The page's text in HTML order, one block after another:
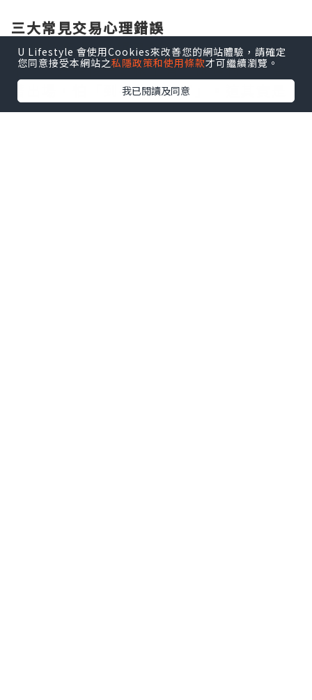
三大常見交易心理錯誤
1. 害怕虧損 → 提早停利
不少人進場後只要帳上有些微獲利，就急
著出場，怕「到手的肉飛了」。這其實是
對虧損的恐懼，而非理性的策略。
U Lifestyle 會使用Cookies來改善您的網站體驗，請確定
您同意接受本網站之私隱政策和使用條款才可繼續瀏覽。
我已閱讀及同意